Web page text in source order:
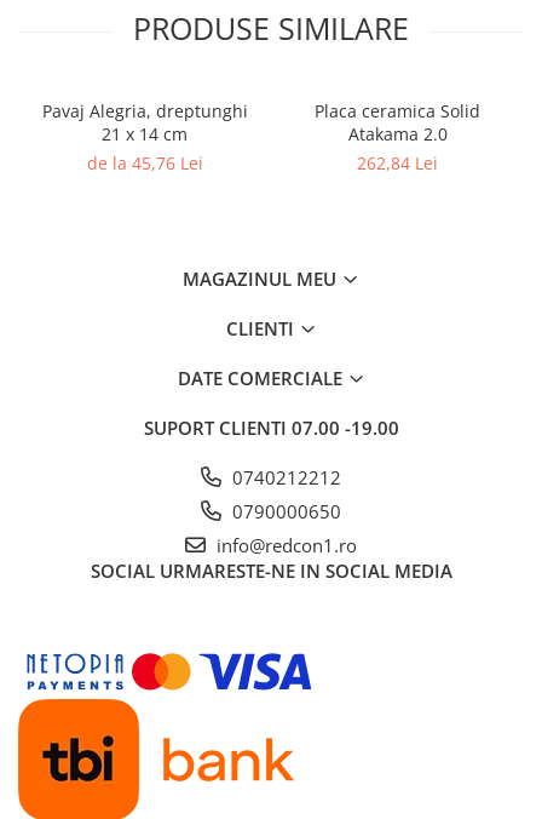
PRODUSE SIMILARE
Pavaj Alegria, dreptunghi
21 x 14 cm
de la 45,76 Lei
Placa ceramica Solid
Atakama 2.0
262,84 Lei
MAGAZINUL MEU
CLIENTI
DATE COMERCIALE
SUPORT CLIENTI 07.00 -19.00
0740212212
0790000650
info@redcon1.ro
SOCIAL URMARESTE-NE IN SOCIAL MEDIA